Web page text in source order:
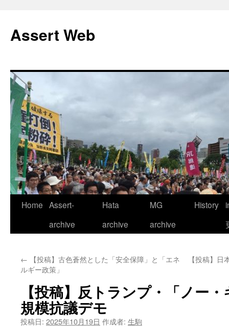
テ
ン
ス
キ
ッ
プ
Assert Web
Home Assert-
archive
Hata
archive
MG
archive
History
← 【投稿】古色蒼然とした「安全保障」と「エネ
ルギー政策」
【投稿】
【投稿】反トランプ・「ノー
規模抗議デモ
投稿日: 2025年10月19日 作成者: 生駒